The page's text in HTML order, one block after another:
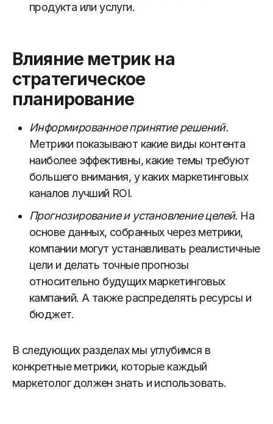
продукта или услуги.
Влияние метрик на
стратегическое
планирование
Информированное принятие решений.
Метрики показывают какие виды контента
наиболее эффективны, какие темы требуют
большего внимания, у каких маркетинговых
каналов лучший ROI.
Прогнозирование и установление целей. На
основе данных, собранных через метрики,
компании могут устанавливать реалистичные
цели и делать точные прогнозы
относительно будущих маркетинговых
кампаний. А также распределять ресурсы и
бюджет.
В следующих разделах мы углубимся в
конкретные метрики, которые каждый
маркетолог должен знать и использовать.